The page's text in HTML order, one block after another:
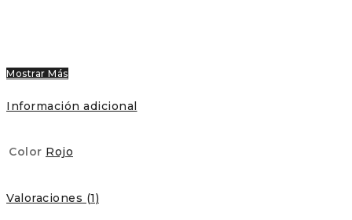
Mostrar Más
Información adicional
Color Rojo
Valoraciones (1)